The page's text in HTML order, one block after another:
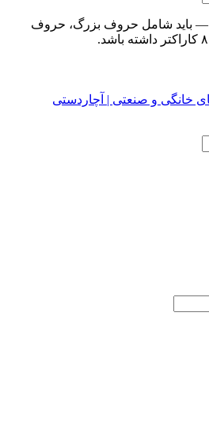
— باید شامل حروف بزرگ، حروف